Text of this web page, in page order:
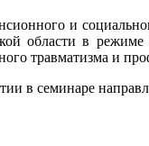
и
области в
травматизма и
в семинаре